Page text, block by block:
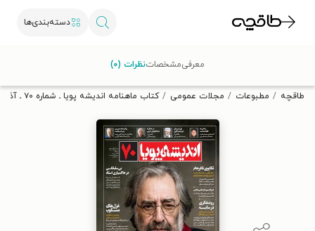
دسته‌بندی‌ها
تخفیف از طاقچه دریافت کن.
طاقچه مطبوعات مجلات عمومی کتاب ماهنامه اندیشه پویا ـ شماره ۷۰ ـ آذر و دی ۹۹
معرفیمشخصاتنظرات (۰)